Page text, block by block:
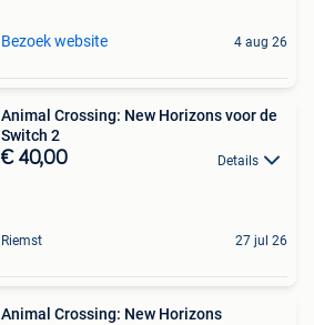
Bezoek website 4 aug 26
Animal Crossing: New Horizons voor de
Switch 2
€ 40,00 Details
Riemst 27 jul 26
Animal Crossing: New Horizons